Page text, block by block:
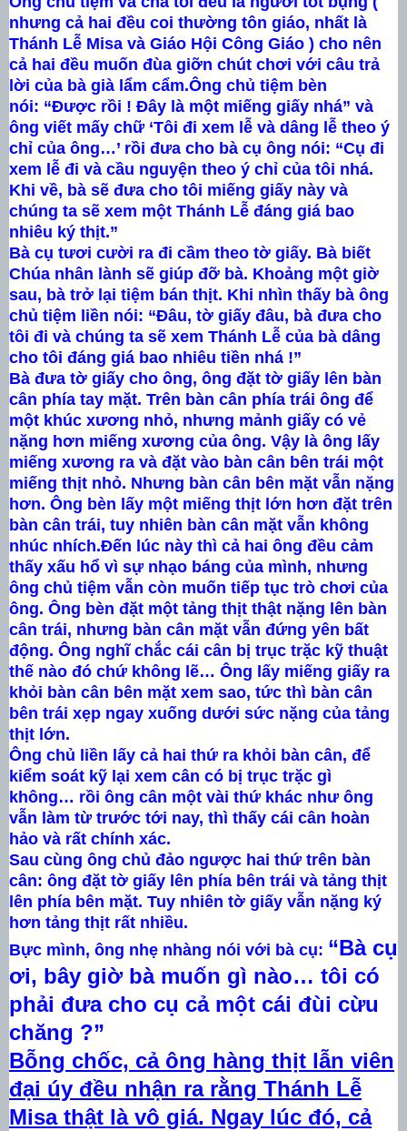
nhưng cả hai đều coi thường tôn giáo, nhất là
Thánh Lễ Misa và Giáo Hội Công Giáo ) cho nên
cả hai đều muốn đùa giỡn chút chơi với câu trả
lời của bà già lẩm cẩm.Ông chủ tiệm bèn
nói: “Được rồi ! Đây là một miếng giấy nhá” và
ông viết mấy chữ ‘Tôi đi xem lễ và dâng lễ theo ý
chỉ của ông…’ rồi đưa cho bà cụ ông nói: “Cụ đi
xem lễ đi và cầu nguyện theo ý chỉ của tôi nhá.
Khi về, bà sẽ đưa cho tôi miếng giấy này và
chúng ta sẽ xem một Thánh Lễ đáng giá bao
nhiêu ký thịt.”
Bà cụ tươi cười ra đi cầm theo tờ giấy. Bà biết
Chúa nhân lành sẽ giúp đỡ bà. Khoảng một giờ
sau, bà trở lại tiệm bán thịt. Khi nhìn thấy bà ông
chủ tiệm liền nói: “Đâu, tờ giấy đâu, bà đưa cho
tôi đi và chúng ta sẽ xem Thánh Lễ của bà dâng
cho tôi đáng giá bao nhiêu tiền nhá !”
Bà đưa tờ giấy cho ông, ông đặt tờ giấy lên bàn
cân phía tay mặt. Trên bàn cân phía trái ông để
một khúc xương nhỏ, nhưng mảnh giấy có vẻ
nặng hơn miếng xương của ông. Vậy là ông lấy
miếng xương ra và đặt vào bàn cân bên trái một
miếng thịt nhỏ. Nhưng bàn cân bên mặt vẫn nặng
hơn. Ông bèn lấy một miếng thịt lớn hơn đặt trên
bàn cân trái, tuy nhiên bàn cân mặt vẫn không
nhúc nhích.Đến lúc này thì cả hai ông đều cảm
thấy xấu hổ vì sự nhạo báng của mình, nhưng
ông chủ tiệm vẫn còn muốn tiếp tục trò chơi của
ông. Ông bèn đặt một tảng thịt thật nặng lên bàn
cân trái, nhưng bàn cân mặt vẫn đứng yên bất
động. Ông nghĩ chắc cái cân bị trục trặc kỹ thuật
thế nào đó chứ không lẽ… Ông lấy miếng giấy ra
khỏi bàn cân bên mặt xem sao, tức thì bàn cân
bên trái xẹp ngay xuống dưới sức nặng của tảng
thịt lớn.
Ông chủ liền lấy cả hai thứ ra khỏi bàn cân, để
kiểm soát kỹ lại xem cân có bị trục trặc gì
không… rồi ông cân một vài thứ khác như ông
vẫn làm từ trước tới nay, thì thấy cái cân hoàn
hảo và rất chính xác.
Sau cùng ông chủ đảo ngược hai thứ trên bàn
cân: ông đặt tờ giấy lên phía bên trái và tảng thịt
lên phía bên mặt. Tuy nhiên tờ giấy vẫn nặng ký
hơn tảng thịt rất nhiều.
Bực mình, ông nhẹ nhàng nói với bà cụ: “Bà cụ
ơi, bây giờ bà muốn gì nào… tôi có
phải đưa cho cụ cả một cái đùi cừu
chăng ?”
Bỗng chốc, cả ông hàng thịt lẫn viên
đại úy đều nhận ra rằng Thánh Lễ
Misa thật là vô giá. Ngay lúc đó, cả